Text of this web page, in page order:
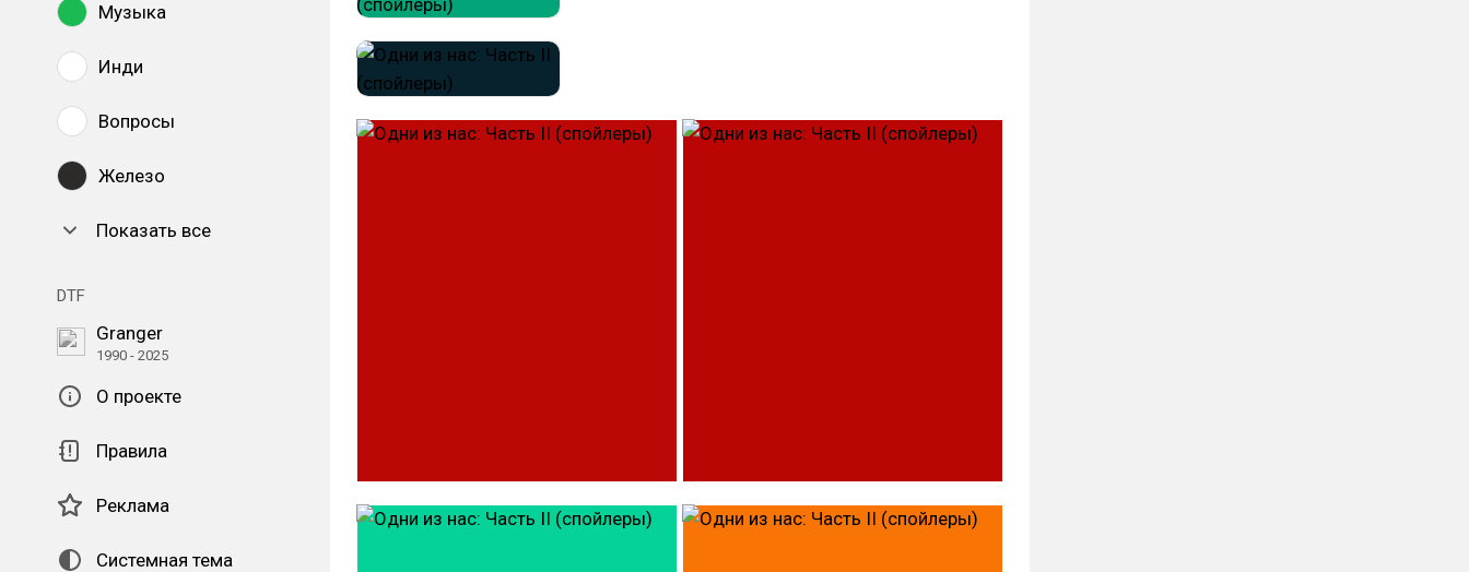
Музыка
Инди
Вопросы
Железо
Показать все
DTF
Granger
1990 - 2025
О проекте
Правила
Реклама
Системная тема